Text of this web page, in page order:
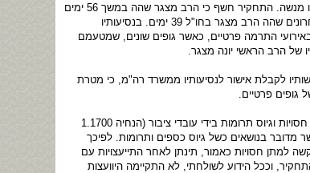
"1. בערוץ 10 שודר אמש תחקיר שערך העיתונאי צ'יקו מנשה. התחקיר חשף כי הרב מצגר שהה במשך 56 ימים
בחו"ל במהלך שנת 2008, וכי בחמשת החודשים האחרונים שהה הרב מצגר בחו"ל 39 ימים. בנסיעותיו
התרמה פרטיים, כאשר גופים שונים, שמטעמם
של הרב הראשי יונה מצגר.
לקבלת אישור לנסיעותיו ממשרד רה"מ, כי מטרת
גופים פרטיים.
3. על-פי הנחיות היועץ המשפטי לממשלה בדבר מתן חסויות וגיוס תרומות בידי עובדי ציבור (הנחיה 1.1700
כאשר מדובר בנושאים כשל גיוס כספים ותרומות. לפיכך
למתן חסויות כאמור, תינתן לאחר התייעצויות עם
וככל הידוע לשולחתי, לא התקיימה היוועצות